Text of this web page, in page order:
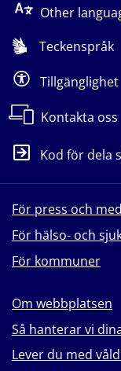
Other
Teckenspråk
Tillgänglighet
Kontakta oss
Kod för dela
För press och
För hälso- och
För kommuner
Om webbplatsen
Så hanterar vi
Lever du med